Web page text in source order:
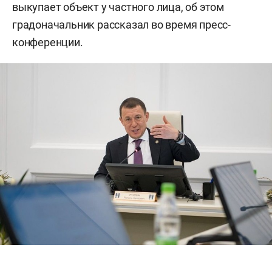
выкупает объект у частного лица, об этом
градоначальник рассказал во время пресс-
конференции.